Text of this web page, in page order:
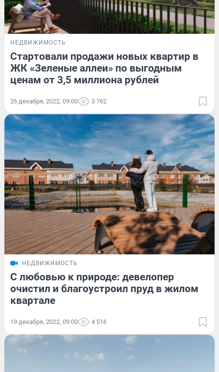
НЕДВИЖИМОСТЬ
Стартовали продажи новых квартир в
ЖК «Зеленые аллеи» по выгодным
ценам от 3,5 миллиона рублей
26 декабря, 2022, 09:00 3 762
НЕДВИЖИМОСТЬ
С любовью к природе: девелопер
очистил и благоустроил пруд в жилом
квартале
19 декабря, 2022, 09:00 4 516